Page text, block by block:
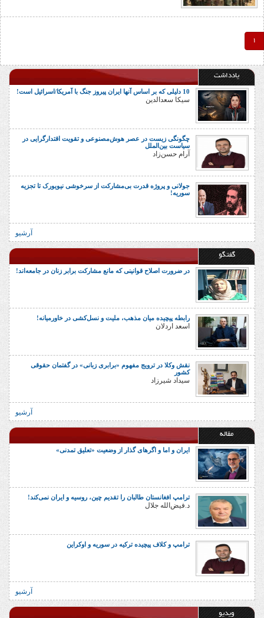
1
یادداشت
10 دلیلی که بر اساس آنها ایران پیروز جنگ با آمریکا/اسرائیل است!
سیکا سعدالدین
چگونگی زیست در عصر هوش‌مصنوعی و تقویت اقتدارگرایی در
سیاست بین‌الملل
آرام حسن‌زاد
جولانی و پروژه قدرت بی‌مشارکت از سرخوشی نیویورک تا تجزیه
سوریه!
آرشیو
گفتگو
در ضرورت اصلاح قوانینی که مانع مشارکت برابر زنان در جامعه‌اند!
رابطه پیچیده میان مذهب، ملیت و نسل‌کشی در خاورمیانه!
اسعد اردلان
نقش وکلا در ترویج مفهوم «برابری زبانی» در گفتمان حقوقی
کشور
سیداد شیرزاد
آرشیو
مقاله
ایران و اما و اگرهای گذار از وضعیت «تعلیق تمدنی»
ترامپ افغانستان طالبان را تقدیم چین، روسیه و ایران نمی‌کند!
د.فیض‌الله جلال
ترامپ و کلاف پیچیده ترکیه در سوریه و اوکراین
آرشیو
ویدیو